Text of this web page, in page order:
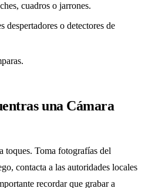
cuadros o jarrones.
despertadores o detectores de
una Cámara
toques. Toma fotografías del
contacta a las autoridades locales
recordar que grabar a